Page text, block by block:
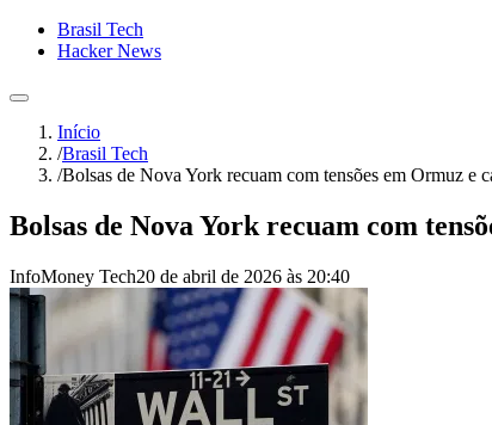
Brasil Tech
Hacker News
Início
/Brasil Tech
/Bolsas de Nova York recuam com tensões em Ormuz e
Bolsas de Nova York recuam com
InfoMoney Tech20 de abril de 2026 às 20:40